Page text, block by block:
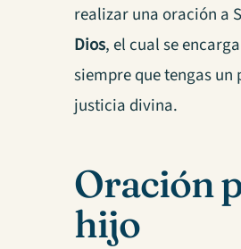
realizar una oración a
Dios, el cual se
siempre que tengas
justicia divina.
Oración
hijo